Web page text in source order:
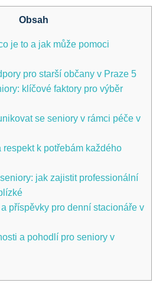
Obsah
je to a jak může pomoci
pro starší občany v Praze 5
klíčové faktory pro výběr
se seniory v rámci péče v
k potřebám každého
jak zajistit professionální
příspěvky pro denní stacionáře v
a pohodlí pro seniory v